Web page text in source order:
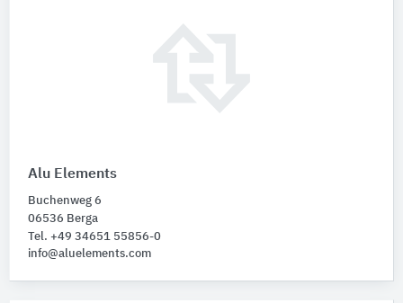
Alu Elements
Buchenweg 6
06536 Berga
Tel. +49 34651 55856-0
info@aluelements.com